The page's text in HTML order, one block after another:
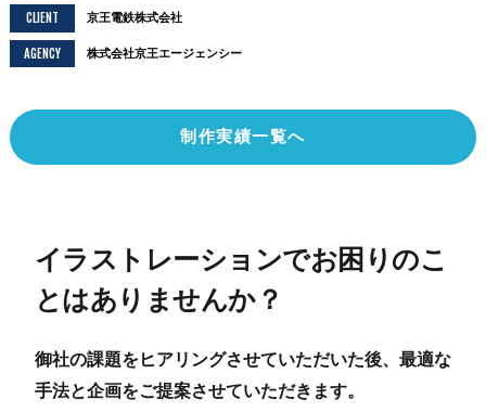
CLIENT 京王電鉄株式会社
AGENCY 株式会社京王エージェンシー
制作実績一覧へ
イラストレーションでお困りのこ
とはありませんか？
御社の課題をヒアリングさせていただいた後、最適な
手法と企画をご提案させていただきます。